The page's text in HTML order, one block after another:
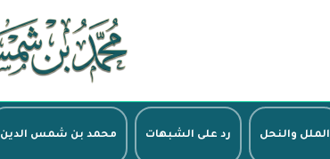
الملل والنحل رد على الشبهات محمد بن شمس الدين